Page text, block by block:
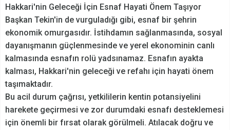
Hakkari'nin Geleceği İçin Esnaf Hayati Önem Taşıyor
Başkan Tekin'in de vurguladığı gibi, esnaf bir şehrin
ekonomik omurgasıdır. İstihdamın sağlanmasında, sosyal
dayanışmanın güçlenmesinde ve yerel ekonominin canlı
kalmasında esnafın rolü yadsınamaz. Esnafın ayakta
kalması, Hakkari'nin geleceği ve refahı için hayati önem
taşımaktadır.
Bu acil durum çağrısı, yetkililerin kentin potansiyelini
harekete geçirmesi ve zor durumdaki esnafı desteklemesi
için önemli bir fırsat olarak görülmeli. Atılacak doğru ve